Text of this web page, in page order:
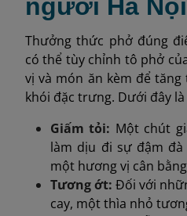
người Hà Nội
Thưởng thức phở đúng
có thể tùy chỉnh tô phở
vị và món ăn kèm để
khói đặc trưng. Dưới đây
Giấm tỏi: Một chút
làm dịu đi sự đậm
một hương vị cân
Tương ớt: Đối với
cay, một thìa nhỏ